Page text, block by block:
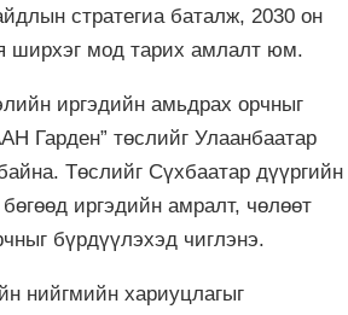
стратегиа баталж, 2030 он
ширхэг мод тарих амлалт юм.
иргэдийн амьдрах орчныг
Гарден” төслийг Улаанбаатар
Төслийг Сүхбаатар дүүргийн
иргэдийн амралт, чөлөөт
бүрдүүлэхэд чиглэнэ.
нийгмийн хариуцлагыг